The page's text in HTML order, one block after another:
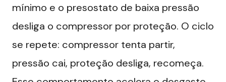
mínimo e o presostato de baixa pressão
desliga o compressor por proteção. O ciclo
se repete: compressor tenta partir,
pressão cai, proteção desliga, recomeça.